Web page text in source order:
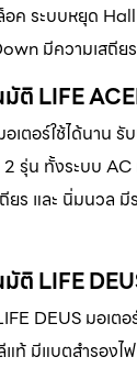
ค ระบบหยุด
มีความเสถีย
ติ LIFE
เตอร์ใช้ได้นาน
รุ่น ทั้งระบบ AC
ร และ นิ่มนวล
ติ LIFE
DEUS มอเต
ท้ มีแบตสำรองไ